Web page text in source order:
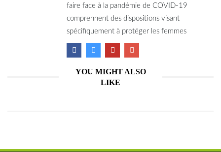
faire face à la pandémie de COVID-19
comprennent des dispositions visant
spécifiquement à protéger les femmes
YOU MIGHT ALSO
LIKE